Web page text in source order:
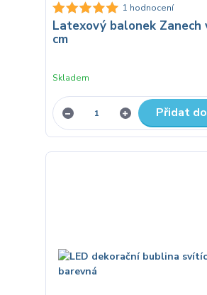
1 hodnocení
Latexový balonek Zanech
cm
Skladem
Přidat